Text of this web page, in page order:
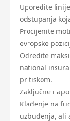
Uporedite
odstupanja
Procijenite
evropske
Odredite
national
pritiskom.
Zaključne
Klađenje na
uzbuđenja, ali